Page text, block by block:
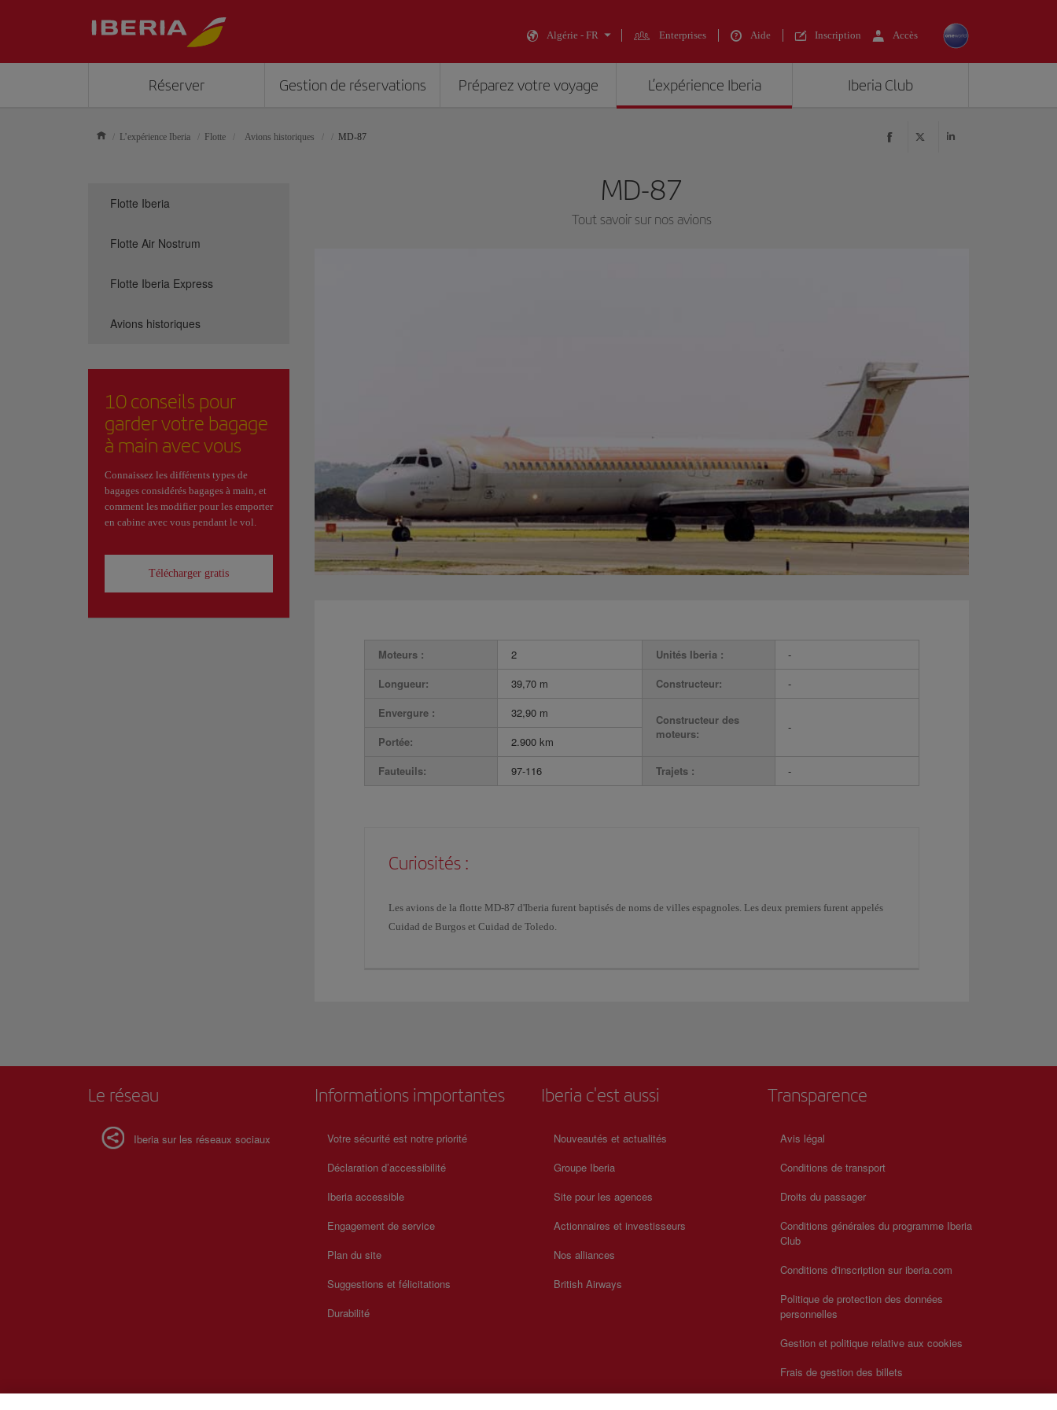
Algérie - FR Enterprises Aide Inscription Accès
Réserver Gestion de réservations Préparez votre voyage L’expérience Iberia Iberia Club
L’expérience Iberia Flotte Avions historiques MD-87
MD-87
Tout savoir sur nos avions
Moteurs : 2 Unités Iberia :
-
Longueur:
39,70 m Constructeur:
-
Envergure :
32,90 m
Constructeur des
moteurs:
-
Portée:
2.900 km
Fauteuils:
97-116 Trajets : -
Curiosités :
Les avions de la flotte MD-87 d'Iberia furent baptisés de noms de villes espagnoles. Les deux premiers furent appelés
Cuidad de Burgos et Cuidad de Toledo.
Flotte Iberia
Flotte Air Nostrum
Flotte Iberia Express
Avions historiques
10 conseils pour
garder votre bagage
à main avec vous
Connaissez les différents types de
bagages considérés bagages à main, et
comment les modifier pour les emporter
en cabine avec vous pendant le vol.
Télécharger gratis
Le réseau
Iberia sur les réseaux sociaux
Informations importantes
Votre sécurité est notre priorité
Déclaration d’accessibilité
Iberia accessible
Engagement de service
Plan du site
Suggestions et félicitations
Durabilité
Iberia c'est aussi
Nouveautés et actualités
Groupe Iberia
Site pour les agences
Actionnaires et investisseurs
Nos alliances
British Airways
Transparence
Avis légal
Conditions de transport
Droits du passager
Conditions générales du programme Iberia
Club
Conditions d'inscription sur iberia.com
Politique de protection des données
personnelles
Gestion et politique relative aux cookies
Frais de gestion des billets